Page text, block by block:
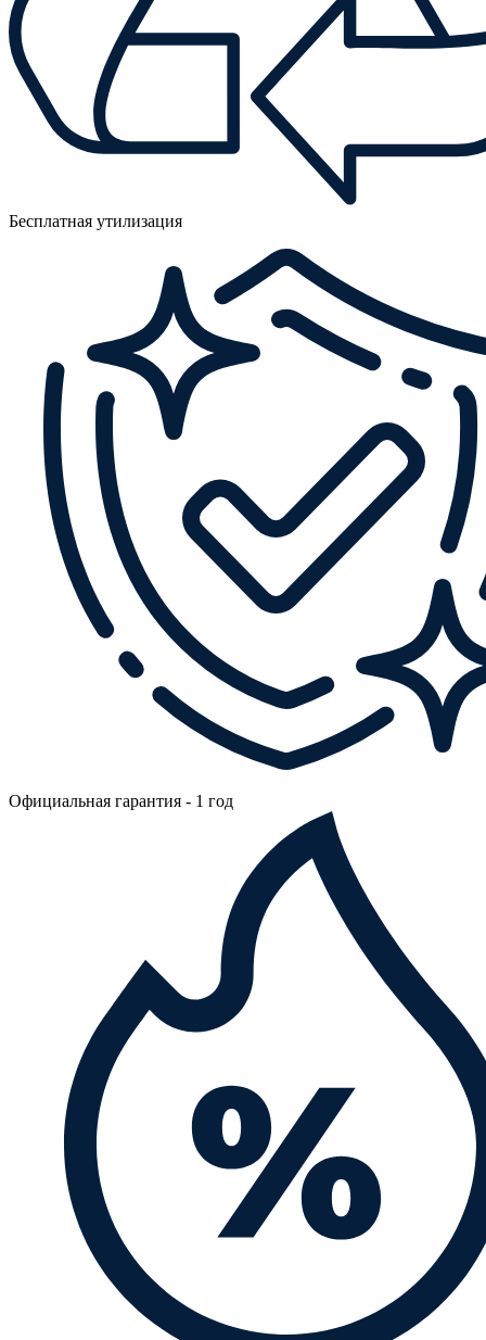
Бесплатная утилизация
Официальная гарантия - 1 год